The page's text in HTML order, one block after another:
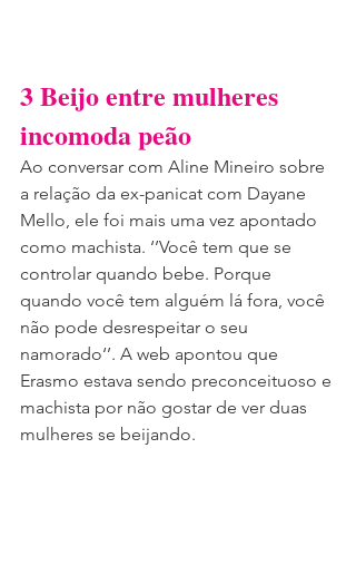
3 Beijo entre mulheres
incomoda peão
Ao conversar com Aline Mineiro sobre
a relação da ex-panicat com Dayane
Mello, ele foi mais uma vez apontado
como machista. ‘’Você tem que se
controlar quando bebe. Porque
quando você tem alguém lá fora, você
não pode desrespeitar o seu
namorado‘’. A web apontou que
Erasmo estava sendo preconceituoso e
machista por não gostar de ver duas
mulheres se beijando.